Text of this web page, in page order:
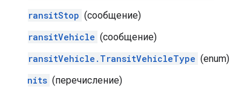
TransitStop (сообщение)
TransitVehicle (сообщение)
TransitVehicle.TransitVehicleType (enum)
Units (перечисление)